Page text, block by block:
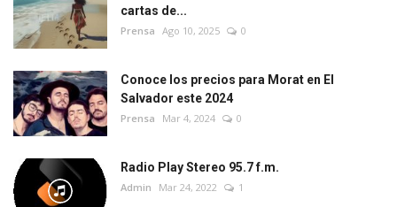
cartas de...
Prensa Ago 10, 2025 0
Conoce los precios para Morat en El
Salvador este 2024
Prensa Mar 4, 2024 0
Radio Play Stereo 95.7 f.m.
Admin Mar 24, 2022 1